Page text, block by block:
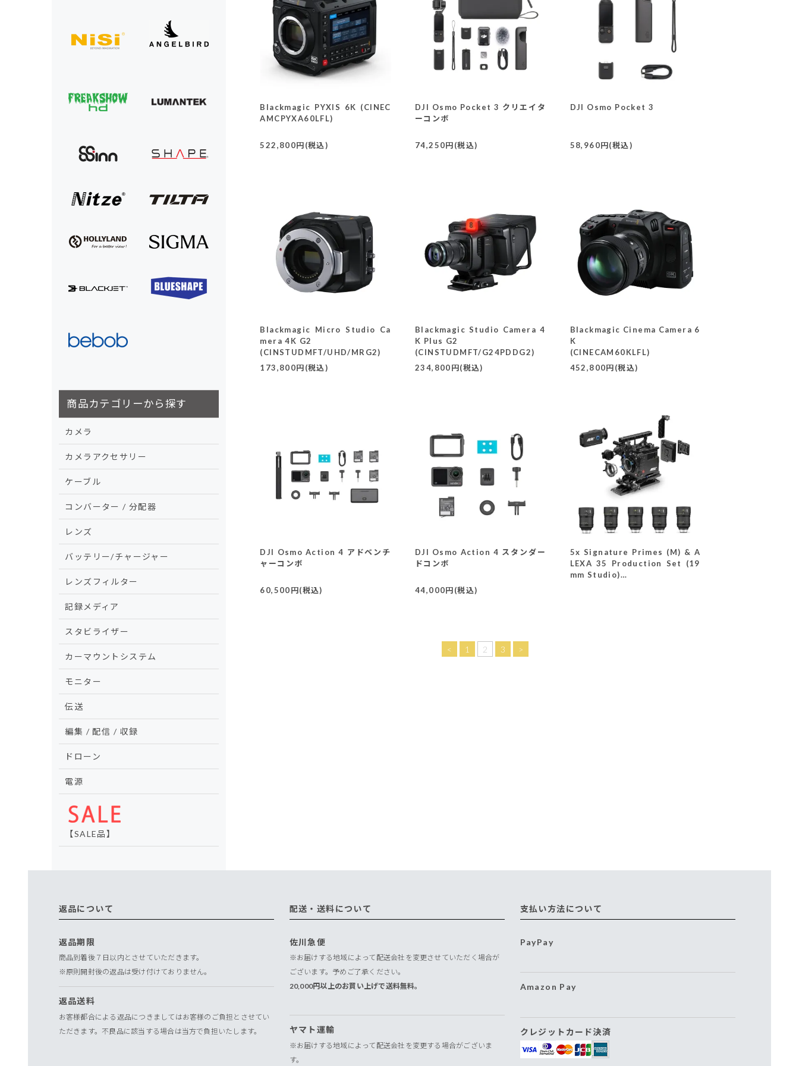
Blackmagic PYXIS 6K (CINEC
AMCPYXA60LFL)
522,800円(税込)
DJI Osmo Pocket 3 クリエイタ
ーコンボ
74,250円(税込)
DJI Osmo Pocket 3
58,960円(税込)
Blackmagic Micro Studio Ca
mera 4K G2
(CINSTUDMFT/UHD/MRG2)
173,800円(税込)
Blackmagic Studio Camera 4
K Plus G2
(CINSTUDMFT/G24PDDG2)
234,800円(税込)
Blackmagic Cinema Camera 6
K
(CINECAM60KLFL)
452,800円(税込)
DJI Osmo Action 4 アドベンチ
ャーコンボ
60,500円(税込)
DJI Osmo Action 4 スタンダー
ドコンボ
44,000円(税込)
5x Signature Primes (M) & A
LEXA 35 Production Set (19
mm Studio)
< 1 2 3 >
商品カテゴリーから探す
カメラ
カメラアクセサリー
ケーブル
コンバーター / 分配器
レンズ
バッテリー/チャージャー
レンズフィルター
記録メディア
スタビライザー
カーマウントシステム
モニター
伝送
編集 / 配信 / 収録
ドローン
電源
【SALE品】
返品について
返品期限
商品到着後７日以内とさせていただきます。
※原則開封後の返品は受け付けておりません。
返品送料
お客様都合による返品につきましてはお客様のご負担とさせてい
ただきます。不良品に該当する場合は当方で負担いたします。
配送・送料について
佐川急便
※お届けする地域によって配送会社を変更させていただく場合が
ございます。予めご了承ください。
20,000円以上のお買い上げで送料無料。
ヤマト運輸
※お届けする地域によって配送会社を変更する場合がございま
す。
支払い方法について
PayPay
Amazon Pay
クレジットカード決済